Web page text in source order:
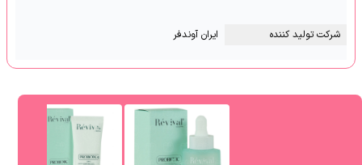
شرکت تولید کننده ایران آوندفر